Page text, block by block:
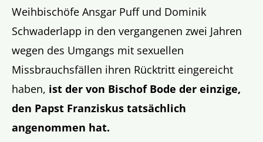
Weihbischöfe Ansgar Puff und Dominik
Schwaderlapp in den vergangenen zwei Jahren
wegen des Umgangs mit sexuellen
Missbrauchsfällen ihren Rücktritt eingereicht
haben, ist der von Bischof Bode der einzige,
den Papst Franziskus tatsächlich
angenommen hat.